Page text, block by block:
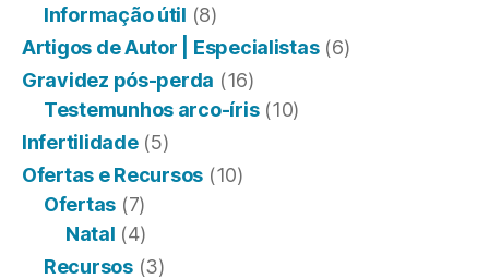
Informação útil (8)
Artigos de Autor | Especialistas(6)
Gravidez pós-perda (16)
Testemunhos arco-íris(10)
Infertilidade(5)
Ofertas e Recursos (10)
Ofertas (7)
Natal (4)
Recursos(3)